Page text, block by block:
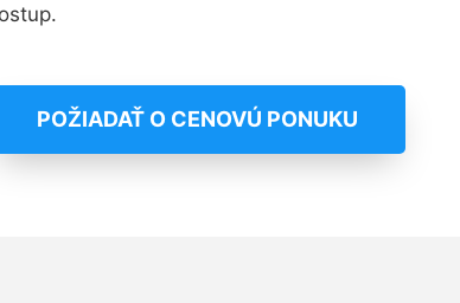
POŽIADAŤ O CENOVÚ PONUKU